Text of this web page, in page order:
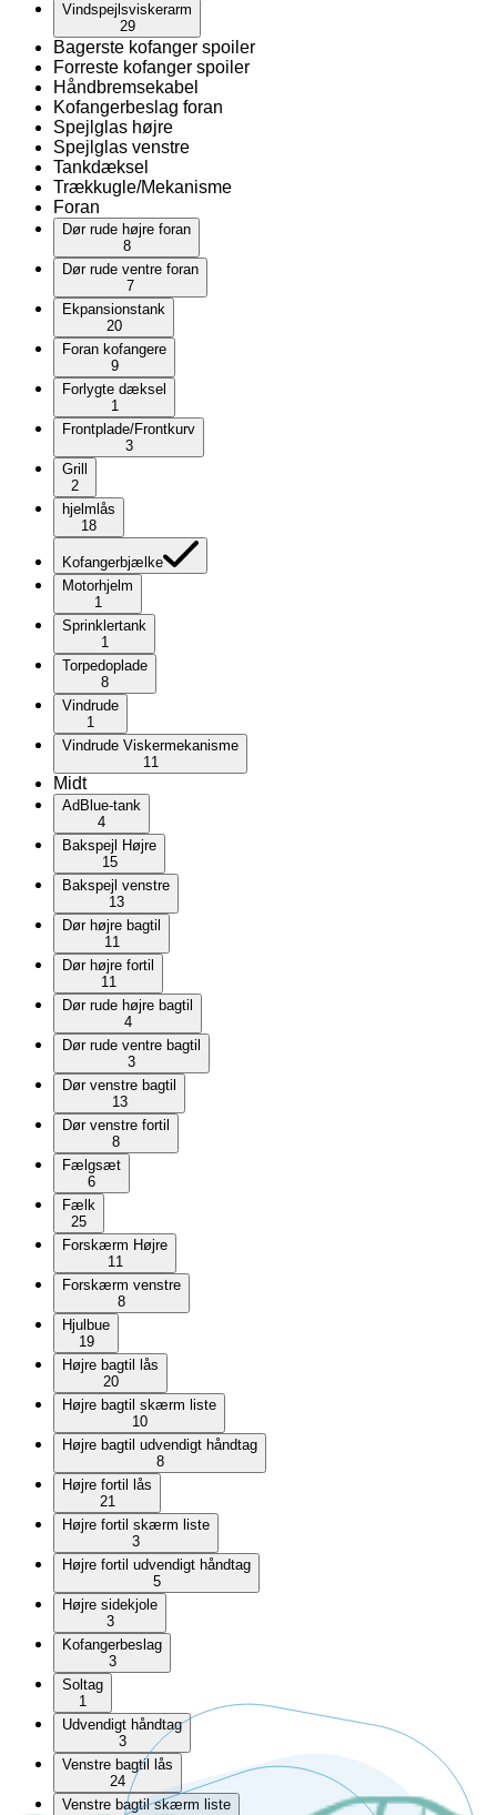
Vindspejlsviskerarm
29
Bagerste kofanger spoiler
Forreste kofanger spoiler
Håndbremsekabel
Kofangerbeslag foran
Spejlglas højre
Spejlglas venstre
Tankdæksel
Trækkugle/Mekanisme
Foran
Dør rude højre foran
8
Dør rude ventre foran
7
Ekpansionstank
20
Foran kofangere
9
Forlygte dæksel
1
Frontplade/Frontkurv
3
Grill
2
hjelmlås
18
Kofangerbjælke
Motorhjelm
1
Sprinklertank
1
Torpedoplade
8
Vindrude
1
Vindrude Viskermekanisme
11
Midt
AdBlue-tank
4
Bakspejl Højre
15
Bakspejl venstre
13
Dør højre bagtil
11
Dør højre fortil
11
Dør rude højre bagtil
4
Dør rude ventre bagtil
3
Dør venstre bagtil
13
Dør venstre fortil
8
Fælgsæt
6
Fælk
25
Forskærm Højre
11
Forskærm venstre
8
Hjulbue
19
Højre bagtil lås
20
Højre bagtil skærm liste
10
Højre bagtil udvendigt håndtag
8
Højre fortil lås
21
Højre fortil skærm liste
3
Højre fortil udvendigt håndtag
5
Højre sidekjole
3
Kofangerbeslag
3
Soltag
1
Udvendigt håndtag
3
Venstre bagtil lås
24
Venstre bagtil skærm liste